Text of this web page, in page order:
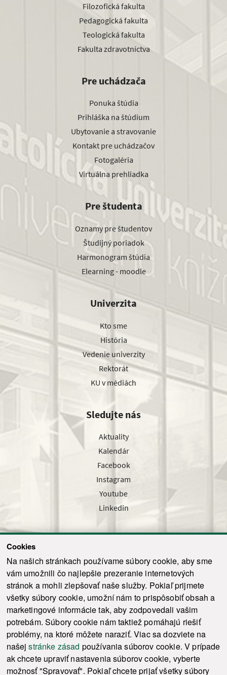
Cookies
Na našich stránkach používame súbory cookie, aby sme
vám umožnili čo najlepšie prezeranie internetových
stránok a mohli zlepšovať naše služby. Pokiaľ prijmete
všetky súbory cookie, umožní nám to prispôsobiť obsah a
marketingové informácie tak, aby zodpovedali vašim
potrebám. Súbory cookie nám taktiež pomáhajú riešiť
problémy, na ktoré môžete naraziť. Viac sa dozviete na
našejstránke zásad používania súborov cookie. V prípade
ak chcete upraviť nastavenia súborov cookie, vyberte
možnosť "Spravovať". Pokiaľ chcete prijať všetky súbory
Filozofická fakulta
Pedagogická fakulta
Teologická fakulta
Fakulta zdravotníctva
Pre uchádzača
Ponuka štúdia
Prihláška na štúdium
Ubytovanie a stravovanie
Kontakt pre uchádzačov
Fotogaléria
Virtuálna prehliadka
Pre študenta
Oznamy pre študentov
Študijný poriadok
Harmonogram štúdia
Elearning - moodle
Univerzita
Kto sme
História
Vedenie univerzity
Rektorát
KU v médiách
Sledujte nás
Aktuality
Kalendár
Facebook
Instagram
Youtube
Linkedin
Odoslať
© 2021-2026 ku.sk. Všetky práva vyhradené. | Ochrana osobných údajov
Vyhlásenie o prístupnosti |
Admin